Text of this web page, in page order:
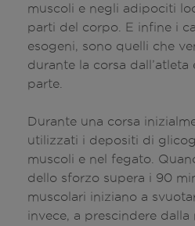
muscoli e negli adipociti
parti del corpo. E infine i
esogeni, sono quelli che
durante la corsa dall’atleta
parte.
Durante una corsa
utilizzati i depositi di
muscoli e nel fegato.
dello sforzo supera i 90
muscolari iniziano a
invece, a prescindere dalla